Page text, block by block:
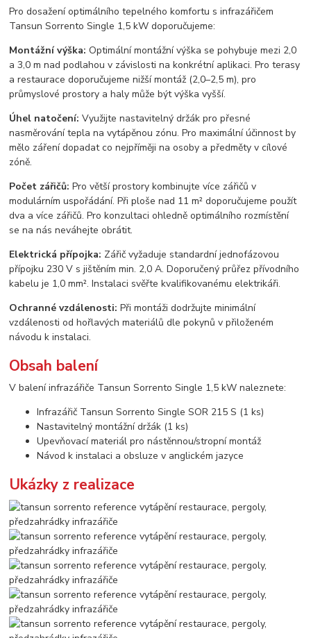
Pro dosažení optimálního tepelného komfortu s infrazářičem
Tansun Sorrento Single 1,5 kW doporučujeme:
Montážní výška: Optimální montážní výška se pohybuje mezi 2,0
a 3,0 m nad podlahou v závislosti na konkrétní aplikaci. Pro terasy
a restaurace doporučujeme nižší montáž (2,0–2,5 m), pro
průmyslové prostory a haly může být výška vyšší.
Úhel natočení: Využijte nastavitelný držák pro přesné
nasměrování tepla na vytápěnou zónu. Pro maximální účinnost by
mělo záření dopadat co nejpříměji na osoby a předměty v cílové
zóně.
Počet zářičů: Pro větší prostory kombinujte více zářičů v
modulárním uspořádání. Při ploše nad 11 m² doporučujeme použít
dva a více zářičů. Pro konzultaci ohledně optimálního rozmístění
se na nás neváhejte obrátit.
Elektrická přípojka: Zářič vyžaduje standardní jednofázovou
přípojku 230 V s jištěním min. 2,0 A. Doporučený průřez přívodního
kabelu je 1,0 mm². Instalaci svěřte kvalifikovanému elektrikáři.
Ochranné vzdálenosti: Při montáži dodržujte minimální
vzdálenosti od hořlavých materiálů dle pokynů v přiloženém
návodu k instalaci.
Obsah balení
V balení infrazářiče Tansun Sorrento Single 1,5 kW naleznete:
Infrazářič Tansun Sorrento Single SOR 215 S (1 ks)
Nastavitelný montážní držák (1 ks)
Upevňovací materiál pro nástěnnou/stropní montáž
Návod k instalaci a obsluze v anglickém jazyce
Ukázky z realizace